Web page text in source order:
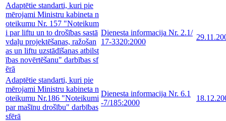
Adaptētie standarti, kuri pie
mērojami Ministru kabineta n
oteikumu Nr. 157 "Noteikum
i par liftu un to drošības sastā
vdaļu projektēšanas, ražošan
as un liftu uzstādīšanas atbilst
ības novērtēšanu" darbības sf
ērā
Dienesta informacija Nr. 2.1/
17-3320:2000
Adaptētie standarti, kuri pie
mērojami Ministru kabineta n
oteikumu Nr.186 "Noteikumi
par mašīnu drošību" darbības
sfērā
Dienesta informacija Nr. 6.1
-7/185:2000